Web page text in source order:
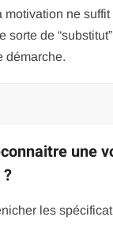
motivation ne
sorte de
démarche.
une
les